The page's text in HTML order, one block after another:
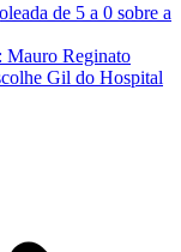
de 5 a 0 sobre a
Mauro Reginato
Gil do Hospital